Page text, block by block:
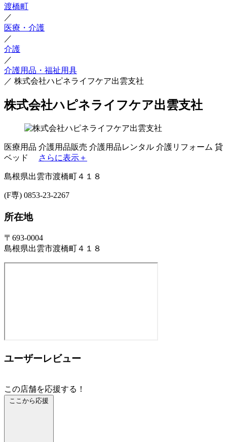
渡橋町
／
医療・介護
／
介護
／
介護用品・福祉用具
／ 株式会社ハピネライフケア出雲支社
株式会社ハピネライフケア出雲支社
医療用品 介護用品販売 介護用品レンタル 介護リフォーム 貸
ベッド
さらに表示＋
島根県出雲市渡橋町４１８
(F専) 0853-23-2267
所在地
〒693-0004
島根県出雲市渡橋町４１８
ユーザーレビュー
この店舗を応援する！
ここから応援